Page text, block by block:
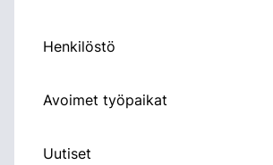
Henkilöstö
Avoimet työpaikat
Uutiset